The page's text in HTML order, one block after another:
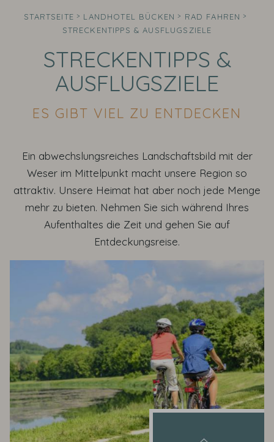
STARTSEITE LANDHOTEL BÜCKEN
RAD FAHREN
STRECKENTIPPS & AUSFLUGSZIELE
STRECKENTIPPS &
AUSFLUGSZIELE
ES GIBT VIEL ZU ENTDECKEN
Ein abwechslungsreiches Landschaftsbild mit der
Weser im Mittelpunkt macht unsere Region so
attraktiv. Unsere Heimat hat aber noch jede Menge
mehr zu bieten. Nehmen Sie sich während Ihres
Aufenthaltes die Zeit und gehen Sie auf
Entdeckungsreise.